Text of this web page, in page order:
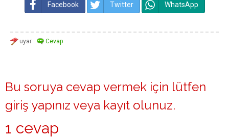
Facebook Twitter WhatsApp
Bu soruya cevap vermek için lütfen
giriş yapınız veya kayıt olunuz.
1 cevap